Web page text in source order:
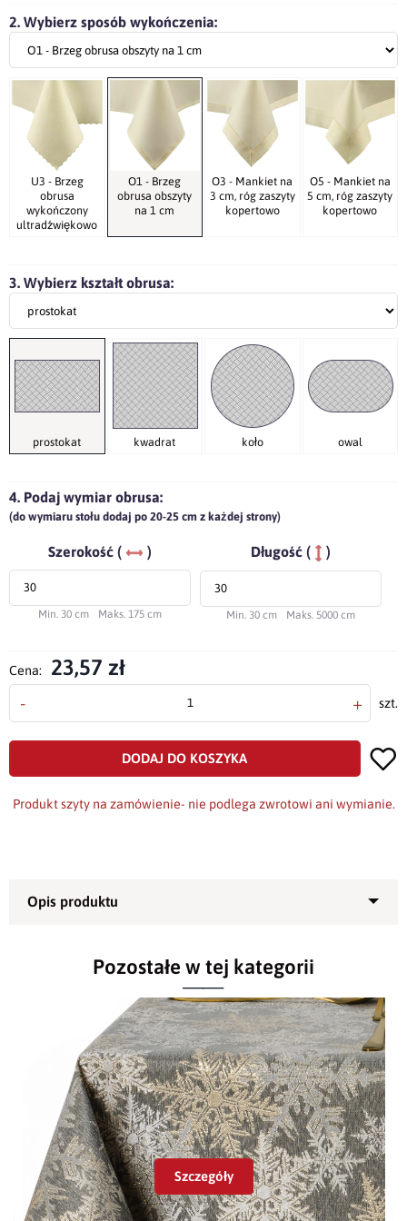
2. Wybierz sposób wykończenia:
U3 - Brzeg
obrusa
wykończony
ultradźwiękowo
O1 - Brzeg
obrusa obszyty
na 1 cm
O3 - Mankiet na
3 cm, róg zaszyty
kopertowo
O5 - Mankiet na
5 cm, róg zaszyty
kopertowo
3. Wybierz kształt obrusa:
prostokat kwadrat koło owal
4. Podaj wymiar obrusa:
(do wymiaru stołu dodaj po 20-25 cm z każdej strony)
Szerokość ( )
Min. 30 cm Maks. 175 cm
Długość ( )
Min. 30 cm Maks. 5000 cm
Cena: 23,57 zł
- + szt.
DODAJ DO KOSZYKA
Produkt szyty na zamówienie- nie podlega zwrotowi ani wymianie.
Choinki i Gwiazdki
Plamoodporność– dzięki innowacyjnej technologii
wykończenia, obrus Złote Choinki i Gwiazdki
skutecznie chroni przed plamami i zabrudzeniami.
Rozlane napoje czy jedzenie nie wnikają w tkaninę,
więc z łatwością je usuniesz.
Gramatura 210 g/m²– wysoka gramatura sprawia, że
obrus Złote Choinki i Gwiazdki jest solidny, dobrze
układa się na stole i nie gniecie się łatwo. To
gwarancja długotrwałego użytkowania i estetycznego
Pozostałe w tej kategorii
Szczegóły